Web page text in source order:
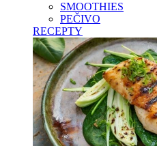
SMOOTHIES
PEČIVO
RECEPTY